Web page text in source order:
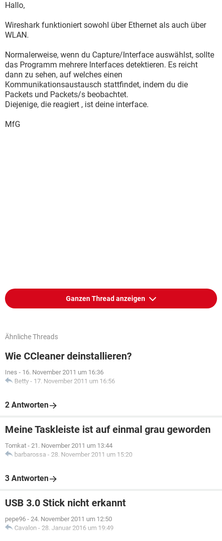
Hallo,
Wireshark funktioniert sowohl über Ethernet als auch über
WLAN.
Normalerweise, wenn du Capture/Interface auswählst, sollte
das Programm mehrere Interfaces detektieren. Es reicht
dann zu sehen, auf welches einen
Kommunikationsaustausch stattfindet, indem du die
Packets und Packets/s beobachtet.
Diejenige, die reagiert , ist deine interface.
MfG
Ganzen Thread anzeigen
Ähnliche Threads
Wie CCleaner deinstallieren?
Ines - 16. November 2011 um 16:36
Betty - 17. November 2011 um 16:56
2 Antworten
Meine Taskleiste ist auf einmal grau geworden
Tomkat - 21. November 2011 um 13:44
barbarossa - 28. November 2011 um 15:20
3 Antworten
USB 3.0 Stick nicht erkannt
pepe96 - 24. November 2011 um 12:50
Cavalon - 28. Januar 2016 um 19:49